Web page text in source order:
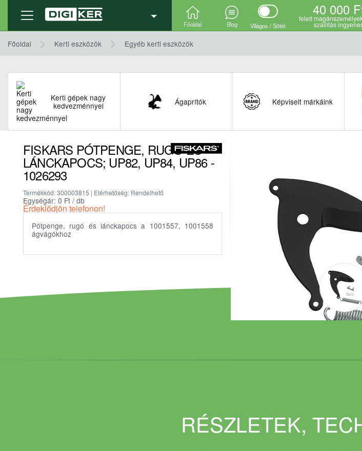
Főoldal Blog Világos / Sötét
40 000
felett
szállítás
Főoldal Kerti eszközök Egyéb kerti eszközök
Kerti gépek nagy
kedvezménnyel
Ágaprítók Képviselt márkáink
FISKARS PÓTPENGE, RUGÓ ÉS
LÁNCKAPOCS; UP82, UP84, UP86 -
1026293
Termékkód: 300003815 | Elérhetőség: Rendelhető
Egységár: 0 Ft / db
Érdeklődjön telefonon!
Pótpenge, rugó és lánckapocs a 1001557, 1001558
ágvágókhoz
RÉSZLETEK,
Termék adatlap Részletek, technikai adatok